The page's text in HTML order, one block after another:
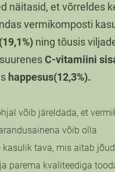
näitasid, et võrreldes
vermikomposti
(19,1%) ning tõusis
C-vitamiini
happesus(12,3%).
võib järeldada, et
võib olla
tava, mis aitab
parema kvaliteediga